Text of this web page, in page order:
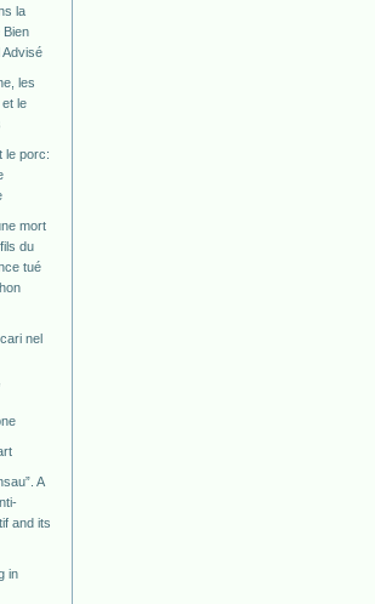
la
Bien
Advisé
les
le
le porc:
mort
du
tué
nel
A
and its
in